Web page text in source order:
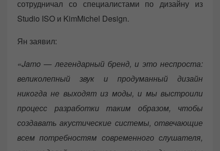
сотрудничал со специалистами по дизайну из
Studio ISO и KimMichel Design.
Ян заявил:
«Jamo — легендарный бренд, и это неспроста:
великолепный звук и продуманный дизайн
никогда не выходят из моды, и мы выстроили
процесс разработки таким образом, чтобы
создавать акустические системы, отвечающие
всем потребностям современного слушателя,